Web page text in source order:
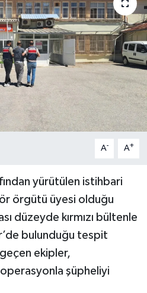
A- A+
yürütülen istihbari
örgütü üyesi olduğu
düzeyde kırmızı bültenle
bulunduğu tespit
ekipler,
şüpheliyi